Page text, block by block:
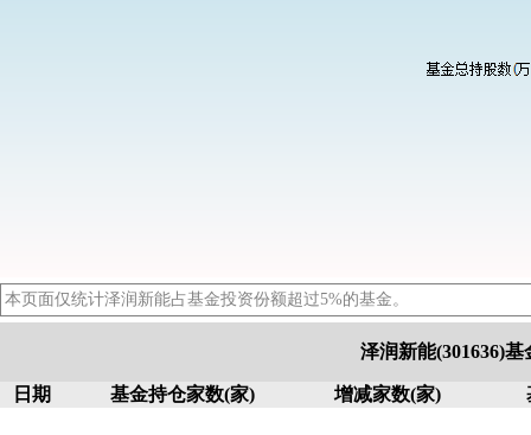
本页面仅统计泽润新能占基金投资份额超过5%的基金。
泽润新能(301636)
日期 基金持仓家数(家) 增减家数(家)